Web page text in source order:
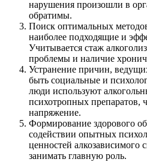
нарушения произошли в
обратимы.
Поиск оптимальных
наиболее подходящие и
Учитывается стаж
проблемы и наличие
Устранение причин,
быть социальные и
люди используют
психотропных препаратов,
напряжение.
Формирование здорового
содействии опытных
ценностей алкозависимого
занимать главную роль.